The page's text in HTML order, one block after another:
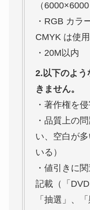
（6000×6000
・RGB カ
CMYK は使
・20M以内
2.以下のよう
きません。
・著作権を
・品質上の
い、空白が
いる）
・値引きに
記載（「
「抽選」、